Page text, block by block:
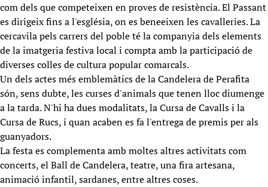
com dels que competeixen en proves de resistència. El Passant
es dirigeix fins a l'església, on es beneeixen les cavalleries. La
cercavila pels carrers del poble té la companyia dels elements
de la imatgeria festiva local i compta amb la participació de
diverses colles de cultura popular comarcals.
Un dels actes més emblemàtics de la Candelera de Perafita
són, sens dubte, les curses d'animals que tenen lloc diumenge
a la tarda. N'hi ha dues modalitats, la Cursa de Cavalls i la
Cursa de Rucs, i quan acaben es fa l'entrega de premis per als
guanyadors.
La festa es complementa amb moltes altres activitats com
concerts, el Ball de Candelera, teatre, una fira artesana,
animació infantil, sardanes, entre altres coses.